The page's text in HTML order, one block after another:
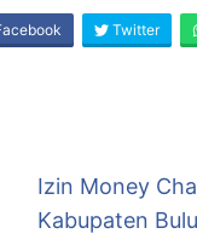
Twitter
Izin Money
Kabupaten